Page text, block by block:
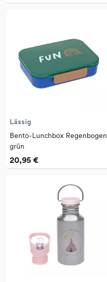
Lässig
Bento-Lunchbox Regenbogen
grün
20,95 €